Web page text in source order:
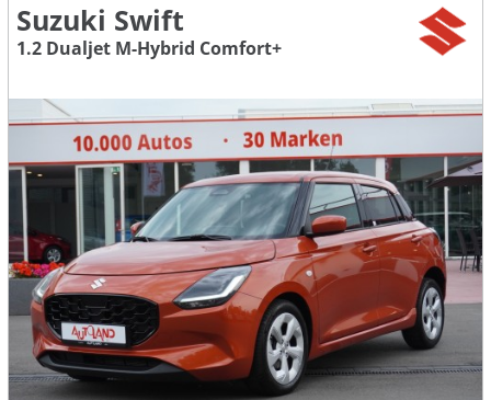
Suzuki Swift
1.2 Dualjet M-Hybrid Comfort+